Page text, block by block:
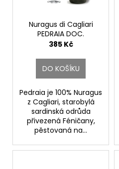
Nuragus di Cagliari
PEDRAIA DOC.
Santadi
385 Kč
DO KOŠÍKU
Pedraia je 100% Nuragus
z Cagliari, starobylá
sardinská odrůda
přivezená Féničany,
pěstovaná na...